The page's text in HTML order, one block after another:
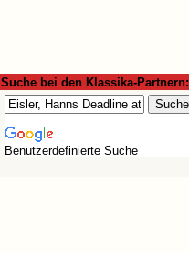
Suche bei den Klassika-Partnern:
Benutzerdefinierte Suche